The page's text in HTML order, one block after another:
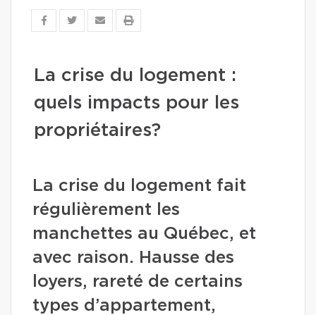
La crise du logement :
quels impacts pour les
propriétaires?
La crise du logement fait
régulièrement les
manchettes au Québec, et
avec raison. Hausse des
loyers, rareté de certains
types d’appartement,